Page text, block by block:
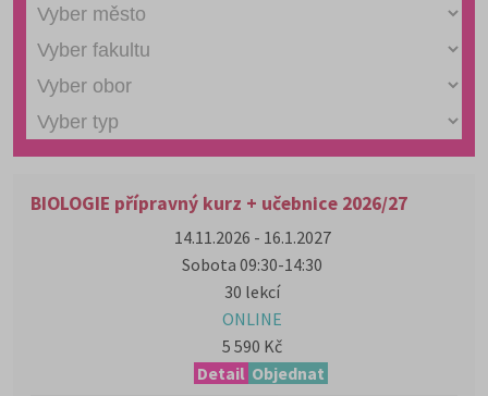
BIOLOGIE přípravný kurz + učebnice 2026/27
14.11.2026 - 16.1.2027
Sobota 09:30-14:30
30 lekcí
ONLINE
5 590 Kč
Detail Objednat